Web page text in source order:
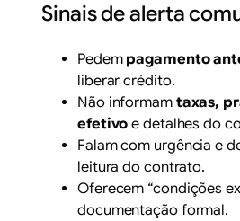
Sinais de alerta
Pedem pagamento
liberar crédito.
Não informam taxas,
efetivo e detalhes do
Falam com urgência e
leitura do contrato.
Oferecem “condições
documentação formal.